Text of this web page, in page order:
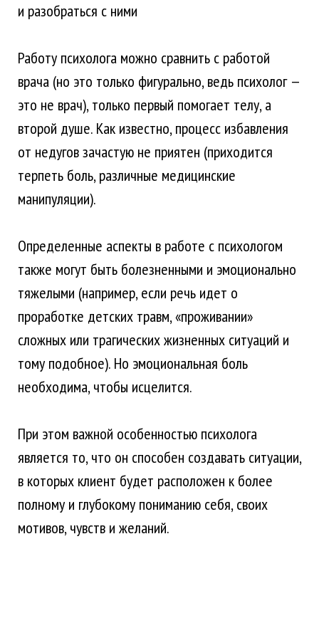
и разобраться с ними
Работу психолога можно сравнить с работой
врача (но это только фигурально, ведь психолог —
это не врач), только первый помогает телу, а
второй душе. Как известно, процесс избавления
от недугов зачастую не приятен (приходится
терпеть боль, различные медицинские
манипуляции).
Определенные аспекты в работе с психологом
также могут быть болезненными и эмоционально
тяжелыми (например, если речь идет о
проработке детских травм, «проживании»
сложных или трагических жизненных ситуаций и
тому подобное). Но эмоциональная боль
необходима, чтобы исцелится.
При этом важной особенностью психолога
является то, что он способен создавать ситуации,
в которых клиент будет расположен к более
полному и глубокому пониманию себя, своих
мотивов, чувств и желаний.